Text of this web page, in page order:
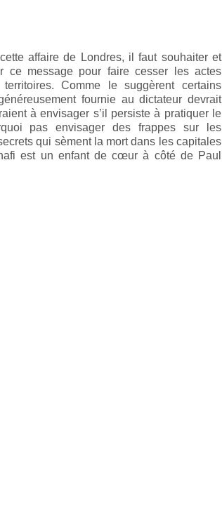
affaire de Londres, il faut souhaiter et
ce message pour faire cesser les actes
Comme le suggèrent certains
fournie au dictateur devrait
à envisager s’il persiste à pratiquer le
pas envisager des frappes sur les
qui sèment la mort dans les capitales
est un enfant de cœur à côté de Paul